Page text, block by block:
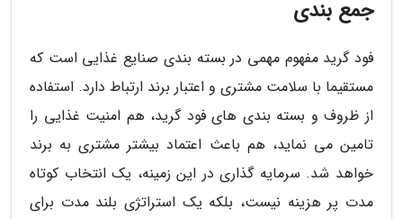
جمع بندی
فود گرید مفهوم مهمی در بسته بندی صنایع غذایی است که
مستقیما با سلامت مشتری و اعتبار برند ارتباط دارد. استفاده
از ظروف و بسته بندی های فود گرید، هم امنیت غذایی را
تامین می نماید، هم باعث اعتماد بیشتر مشتری به برند
خواهد شد. سرمایه گذاری در این زمینه، یک انتخاب کوتاه
مدت پر هزینه نیست، بلکه یک استراتژی بلند مدت برای